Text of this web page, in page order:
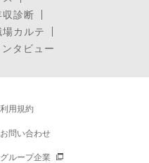
収診断
カルテ
タビュー
利用規約
お問い合わせ
グループ企業